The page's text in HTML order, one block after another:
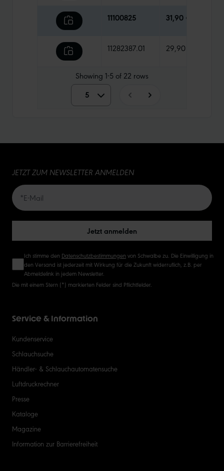
11100825 31,90 €
11282387.01 29,90 €
Showing 1-5of 22 rows
5 5
20
JETZT ZUM NEWSLETTER ANMELDEN
Jetzt anmelden
Ich stimme den Datenschutzbestimmungen von Schwalbe zu. Die Einwilligung in
den Versand ist jederzeit mit Wirkung für die Zukunft widerruflich, z.B. per
Abmeldelink in jedem Newsletter.
Die mit einem Stern (*) markierten Felder sind Pflichtfelder.
Service & Information
Kundenservice
Schlauchsuche
Händler- & Schlauchautomatensuche
Luftdruckrechner
Presse
Kataloge
Magazine
Information zur Barrierefreiheit